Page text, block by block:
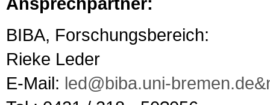
BIBA, Forschungsbereich:
Rieke Leder
E-Mail: led@biba.uni-